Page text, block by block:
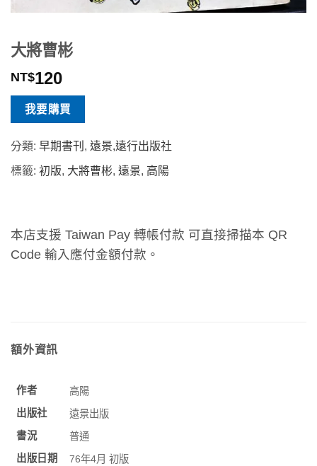
大將曹彬
NT$120
我要購買
分類: 早期書刊 , 遠景,遠行出版社
標籤: 初版, 大將曹彬, 遠景, 高陽
本店支援 Taiwan Pay 轉帳付款 可直接掃描本 QR
Code 輸入應付金額付款。
額外資訊
作者
高陽
出版社
遠景出版
書況
普通
出版日期
76年4月 初版